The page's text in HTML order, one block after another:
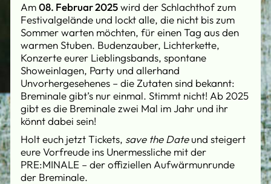
Am08. Februar 2025wird der Schlachthof zum
Festivalgelände und lockt alle, die nicht bis zum
Sommer warten möchten, für einen Tag aus den
warmen Stuben. Budenzauber, Lichterkette,
Konzerte eurer Lieblingsbands, spontane
Showeinlagen, Party und allerhand
Unvorhergesehenes – die Zutaten sind bekannt:
Breminale gibt’s nur einmal. Stimmt nicht! Ab 2025
gibt es die Breminale zwei Mal im Jahr und ihr
könnt dabei sein!
Holt euch jetzt Tickets, save the Dateund steigert
eure Vorfreude ins Unermessliche mit der
PRE:MINALE – der offiziellen Aufwärmunrunde
der Breminale.